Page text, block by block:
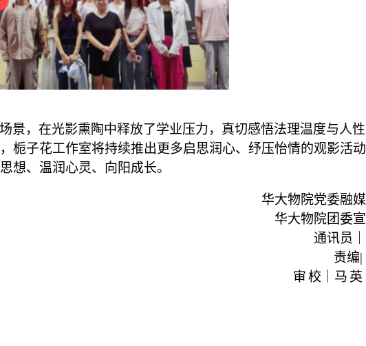
景，在光影熏陶中释放了学业压力，真切感悟法理温度与人性
栀子花工作室将持续推出更多启思润心、纾压怡情的观影活
想、温润心灵、向阳成长。
华大物院党委融
华大物院团委
通讯员
责编|
审校 马 英